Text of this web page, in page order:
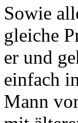
Sowie
gleiche
er und
einfach
Mann